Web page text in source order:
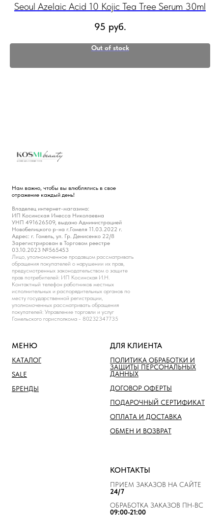
Seoul Azelaic Acid 10 Kojic Tea Tree Serum 30ml
95 руб.
Out of stock
Нам важно, чтобы вы влюблялись в свое
отражение каждый день!
Владелец интернет-магазина:
ИП Косинская Инесса Николаевна
УНП 491626509, выдано Администрацией
Новобелицкого р-на г.Гомеля 11.03.2022 г.
Адрес: г. Гомель, ул. Гр. Денисенко 22/8
Зарегистрирован в Торговом реестре
03.10.2023 №565453
Лицо, уполномоченное продавцом рассматривать
обращения покупателей о нарушении их прав,
предусмотренных законодательством о защите
прав потребителей: ИП Косинская И.Н.
Контактный телефон работников местных
исполнительных и распорядительных органов по
месту государственной регистрации,
уполномоченных рассматривать обращения
покупателей: Управление торговли и услуг
Гомельского горисполкома - 80232347735
МЕНЮ
КАТАЛОГ
SALE
БРЕНДЫ
ДЛЯ КЛИЕНТА
ПОЛИТИКА ОБРАБОТКИ И
ЗАЩИТЫ ПЕРСОНАЛЬНЫХ
ДАННЫХ
ДОГОВОР ОФЕРТЫ
ПОДАРОЧНЫЙ СЕРТИФИКАТ
ОПЛАТА И ДОСТАВКА
ОБМЕН И ВОЗВРАТ
КОНТАКТЫ
ПРИЕМ ЗАКАЗОВ НА САЙТЕ
24/7
ОБРАБОТКА ЗАКАЗОВ ПН-ВС
09:00-21:00